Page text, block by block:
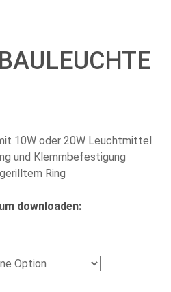
10W oder 20W Leuchtmittel.
und Klemmbefestigung
Ring
downloaden: